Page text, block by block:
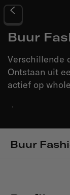
Buur
Verschillende
Ontstaan uit
actief op
·
Buur